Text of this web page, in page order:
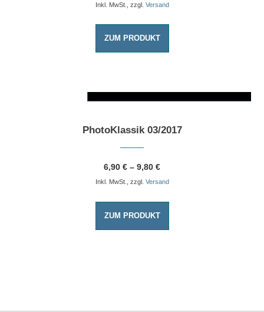
Inkl. MwSt., zzgl. Versand
ZUM PRODUKT
Dieses Produkt weist mehrere Varianten auf. Die Optionen können auf der Produktseite gewählt werden
PhotoKlassik 03/2017
6,90 € – 9,80 €
Inkl. MwSt., zzgl. Versand
ZUM PRODUKT